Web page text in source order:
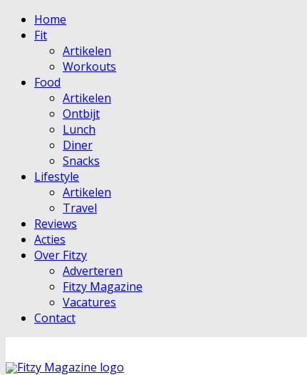
Home
Fit
Artikelen
Workouts
Food
Artikelen
Ontbijt
Lunch
Diner
Snacks
Lifestyle
Artikelen
Travel
Reviews
Acties
Over Fitzy
Adverteren
Fitzy Magazine
Vacatures
Contact